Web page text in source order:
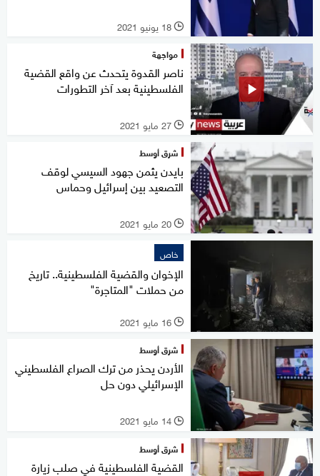
l 18 يونيو 2021
مواجهة
ناصر القدوة يتحدث عن واقع القضية
الفلسطينية بعد آخر التطورات
l 27 مايو 2021
شرق أوسط
بايدن يثمن جهود السيسي لوقف
التصعيد بين إسرائيل وحماس
l 20 مايو 2021
خاص
الإخوان والقضية الفلسطينية.. تاريخ
من حملات "المتاجرة"
l 16 مايو 2021
شرق أوسط
الأردن يحذر من ترك الصراع الفلسطيني
الإسرائيلي دون حل
l 14 مايو 2021
شرق أوسط
القضية الفلسطينية في صلب زيارة